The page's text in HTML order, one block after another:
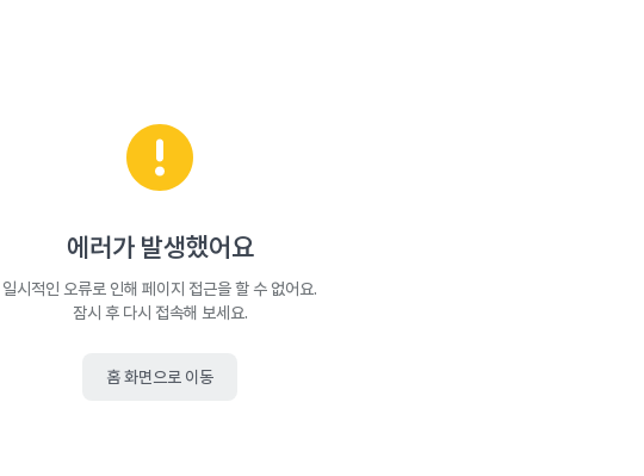
에러가 발생했어요
일시적인 오류로 인해 페이지 접근을 할 수 없어요.
잠시 후 다시 접속해 보세요.
홈 화면으로 이동